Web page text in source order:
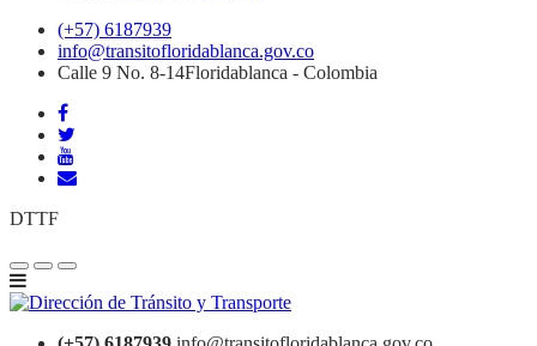
(+57) 6187939
info@transitofloridablanca.gov.co
Calle 9 No. 8-14Floridablanca - Colombia
DTTF